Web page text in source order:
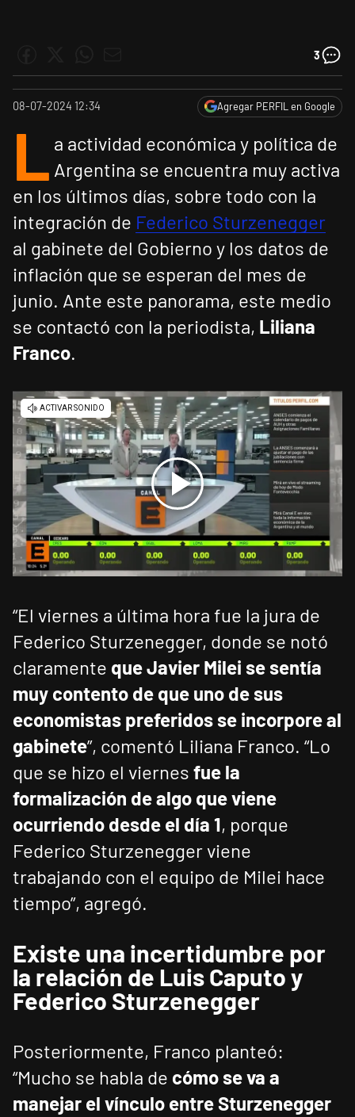
3
08-07-2024 12:34 Agregar PERFIL en Google
L a actividad económica y política de
Argentina se encuentra muy activa
en los últimos días, sobre todo con la
integración de Federico Sturzenegger
al gabinete del Gobierno y los datos de
inflación que se esperan del mes de
junio. Ante este panorama, este medio
se contactó con la periodista, Liliana
Franco.
“El viernes a última hora fue la jura de
Federico Sturzenegger, donde se notó
claramente que Javier Milei se sentía
muy contento de que uno de sus
economistas preferidos se incorpore al
gabinete”, comentó Liliana Franco. “Lo
que se hizo el viernes fue la
formalización de algo que viene
ocurriendo desde el día 1, porque
Federico Sturzenegger viene
trabajando con el equipo de Milei hace
tiempo”, agregó.
Existe una incertidumbre por
la relación de Luis Caputo y
Federico Sturzenegger
Posteriormente, Franco planteó:
“Mucho se habla de cómo se va a
manejar el vínculo entre Sturzenegger